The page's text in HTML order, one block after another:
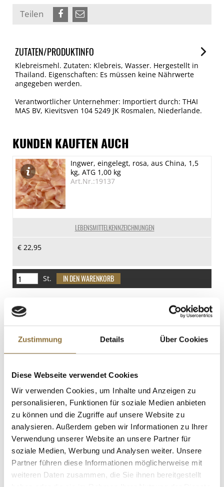
Zustimmung Details Über Cookies
Diese Webseite verwendet Cookies
Wir verwenden Cookies, um Inhalte und Anzeigen zu
personalisieren, Funktionen für soziale Medien anbieten
zu können und die Zugriffe auf unsere Website zu
analysieren. Außerdem geben wir Informationen zu Ihrer
Verwendung unserer Website an unsere Partner für
soziale Medien, Werbung und Analysen weiter. Unsere
Partner führen diese Informationen möglicherweise mit
weiteren Daten zusammen, die Sie ihnen bereitgestellt
Teilen
ZUTATEN/PRODUKTINFO
Klebreismehl. Zutaten: Klebreis, Wasser. Hergestellt in
Thailand. Eigenschaften: Es müssen keine Nährwerte
angegeben werden.
Verantwortlicher Unternehmer: Importiert durch: THAI
MAS BV, Kievitsven 104 5249 JK Rosmalen, Niederlande.
KUNDEN KAUFTEN AUCH
LEBENSMITTELKENNZEICHNUNGEN
Ingwer, eingelegt, rosa, aus China, 1,5
kg, ATG 1,00 kg
Art.Nr.:19137
€ 22,95
St.
LEBENSMITTELKENNZEICHNUNGEN
2022er Pechstein Riesling GG QW,
trocken, 13 % vol., Von Winning, 750 ml
Art.Nr.:65861
€ 73,21
/ Liter
Hoi Sin Sauce, Lee Kum Kee, 397 g
Art.Nr.:12763